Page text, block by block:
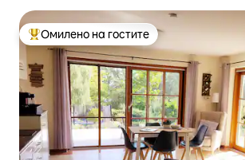
Меѓу најуспешните „Омилени на гостите“
Омилено на гостите